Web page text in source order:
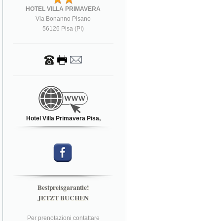
HOTEL VILLA PRIMAVERA
Via Bonanno Pisano
56126 Pisa (PI)
Hotel Villa Primavera Pisa,
Bestpreisgarantie!
JETZT BUCHEN
Per prenotazioni contattare